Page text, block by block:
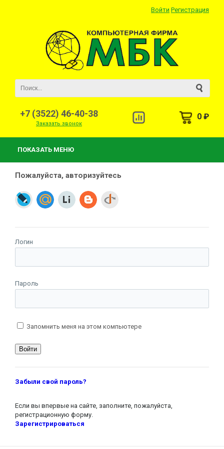
Войти Регистрация
+7 (3522) 46-40-38
Заказать звонок
0 ₽
ПОКАЗАТЬ МЕНЮ
Пожалуйста, авторизуйтесь
Логин
Пароль
Запомнить меня на этом компьютере
Забыли свой пароль?
Если вы впервые на сайте, заполните, пожалуйста,
регистрационную форму.
Зарегистрироваться